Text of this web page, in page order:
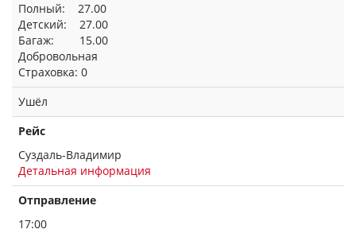
Полный: 27.00
Детский: 27.00
Багаж: 15.00
Добровольная
Страховка: 0
Ушёл
Рейс
Суздаль-Владимир
Детальная информация
Отправление
17:00